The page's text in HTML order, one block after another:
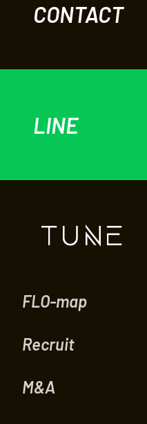
CONTACT
LINE
FLO-map
Recruit
M&A